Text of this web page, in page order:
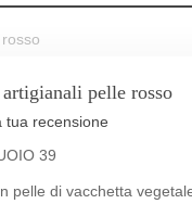
pelle rosso
tua recensione
39
pelle di vacchetta